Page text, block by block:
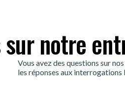
sur notre
Vous avez des questions sur nos
les réponses aux interrogations